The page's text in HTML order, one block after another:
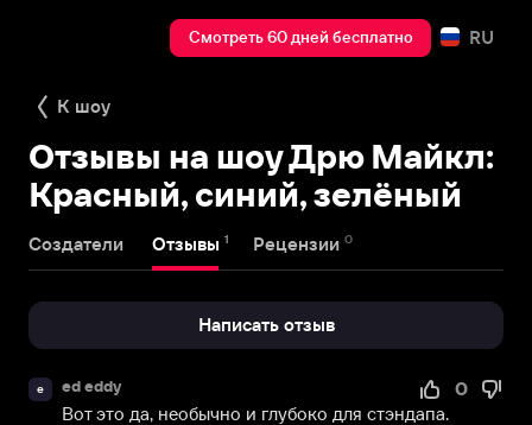
Смотреть 60 дней бесплатно RU
К шоу
Отзывы на шоу Дрю Майкл:
Красный, синий, зелёный
Создатели Отзывы 1 Рецензии 0
Написать отзыв
e ed eddy
0
Вот это да, необычно и глубоко для стэндапа.